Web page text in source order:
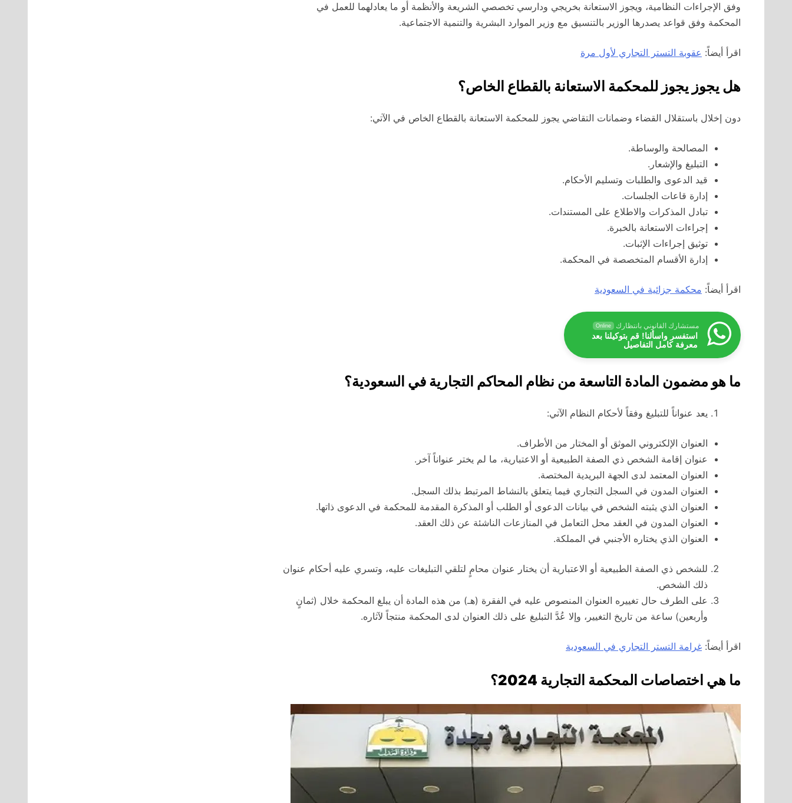
وفق الإجراءات النظامية، ويجوز الاستعانة بخريجي ودارسي تخصصي الشريعة والأنظمة أو ما يعادلهما للعمل في
المحكمة وفق قواعد يصدرها الوزير بالتنسيق مع وزير الموارد البشرية والتنمية الاجتماعية.
اقرأ أيضاً: عقوبة التستر التجاري لأول مرة
هل يجوز يجوز للمحكمة الاستعانة بالقطاع الخاص؟
دون إخلال باستقلال القضاء وضمانات التقاضي يجوز للمحكمة الاستعانة بالقطاع الخاص في الآتي:
المصالحة والوساطة.
التبليغ والإشعار.
قيد الدعوى والطلبات وتسليم الأحكام.
إدارة قاعات الجلسات.
تبادل المذكرات والاطلاع على المستندات.
إجراءات الاستعانة بالخبرة.
توثيق إجراءات الإثبات.
إدارة الأقسام المتخصصة في المحكمة.
اقرأ أيضاً: محكمة جزائية في السعودية
مستشارك القانوني بانتظارك Online
استفسر واسألنا! قم بتوكيلنا بعد
معرفة كامل التفاصيل
ما هو مضمون المادة التاسعة من نظام المحاكم التجارية في السعودية؟
يعد عنواناً للتبليغ وفقاً لأحكام النظام الآتي:
العنوان الإلكتروني الموثق أو المختار من الأطراف.
عنوان إقامة الشخص ذي الصفة الطبيعية أو الاعتبارية، ما لم يختر عنواناً آخر.
العنوان المعتمد لدى الجهة البريدية المختصة.
العنوان المدون في السجل التجاري فيما يتعلق بالنشاط المرتبط بذلك السجل.
العنوان الذي يثبته الشخص في بيانات الدعوى أو الطلب أو المذكرة المقدمة للمحكمة في الدعوى ذاتها.
العنوان المدون في العقد محل التعامل في المنازعات الناشئة عن ذلك العقد.
العنوان الذي يختاره الأجنبي في المملكة.
للشخص ذي الصفة الطبيعية أو الاعتبارية أن يختار عنوان محامٍ لتلقي التبليغات عليه، وتسري عليه أحكام عنوان
ذلك الشخص.
على الطرف حال تغييره العنوان المنصوص عليه في الفقرة (هـ) من هذه المادة أن يبلغ المحكمة خلال (ثمانٍ
وأربعين) ساعة من تاريخ التغيير، وإلا عُدَّ التبليغ على ذلك العنوان لدى المحكمة منتجاً لآثاره.
اقرأ أيضاً: غرامة التستر التجاري في السعودية
ما هي اختصاصات المحكمة التجارية 2024؟